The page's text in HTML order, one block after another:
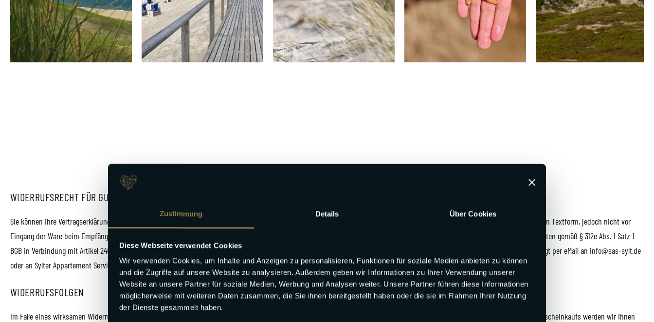
Zustimmung Details Über Cookies
Diese Webseite verwendet Cookies
Wir verwenden Cookies, um Inhalte und Anzeigen zu personalisieren, Funktionen für soziale Medien anbieten zu können
und die Zugriffe auf unsere Website zu analysieren. Außerdem geben wir Informationen zu Ihrer Verwendung unserer
Website an unsere Partner für soziale Medien, Werbung und Analysen weiter. Unsere Partner führen diese Informationen
möglicherweise mit weiteren Daten zusammen, die Sie ihnen bereitgestellt haben oder die sie im Rahmen Ihrer Nutzung
der Dienste gesammelt haben.
WIDERRUFSRECHT FÜR GUTSCHEINBESTELLUNGEN
Sie können Ihre Vertragserklärung innerhalb von 14 Tagen ohne Angabe von Gründen in Textform (z. B. Brief, Fax, E-Mail) widerrufen. Die Frist beginnt nach Erhalt dieser Belehrung in Textform, jedoch nicht vor
Eingang der Ware beim Empfänger und auch nicht vor Erfüllung unserer Informationspflichten gemäß Artikel 246 § 2 in Verbindung mit § 1 Abs. 1 und 2 EGBGB sowie unserer Pflichten gemäß § 312e Abs. 1 Satz 1
BGB in Verbindung mit Artikel 246 § 3 EGBGB. Zur Wahrung der Widerrufsfrist genügt die rechtzeitige Absendung des Widerrufs oder der Sache. Der Widerruf ist zu richten bevorzugt per eMail an info@sas-sylt.de
oder an Sylter Appartement Service GmbH, Berthin-Bleeg-Straße 4, 25996 Wenningstedt / Sylt
WIDERRUFSFOLGEN
Im Falle eines wirksamen Widerrufs sind die beiderseits empfangenen Leistungen zurückzugewähren und ggf. gezogene Nutzungen herauszugeben. Im Fall des Widerrufs des Gutscheinkaufs werden wir Ihnen